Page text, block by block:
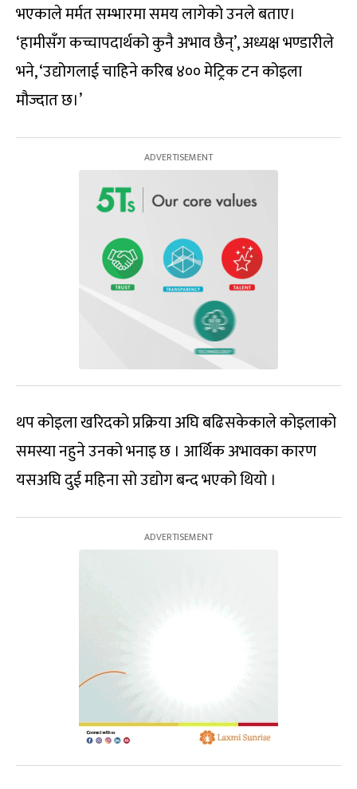
भएकाले मर्मत सम्भारमा समय लागेको उनले बताए।
‘हामीसँग कच्चापदार्थको कुनै अभाव छैन्’, अध्यक्ष भण्डारीले
भने, ‘उद्योगलाई चाहिने करिब ४०० मेट्रिक टन कोइला
मौज्दात छ।’
थप कोइला खरिदको प्रक्रिया अघि बढिसकेकाले कोइलाको
समस्या नहुने उनको भनाइ छ । आर्थिक अभावका कारण
यसअघि दुई महिना सो उद्योग बन्द भएको थियो ।